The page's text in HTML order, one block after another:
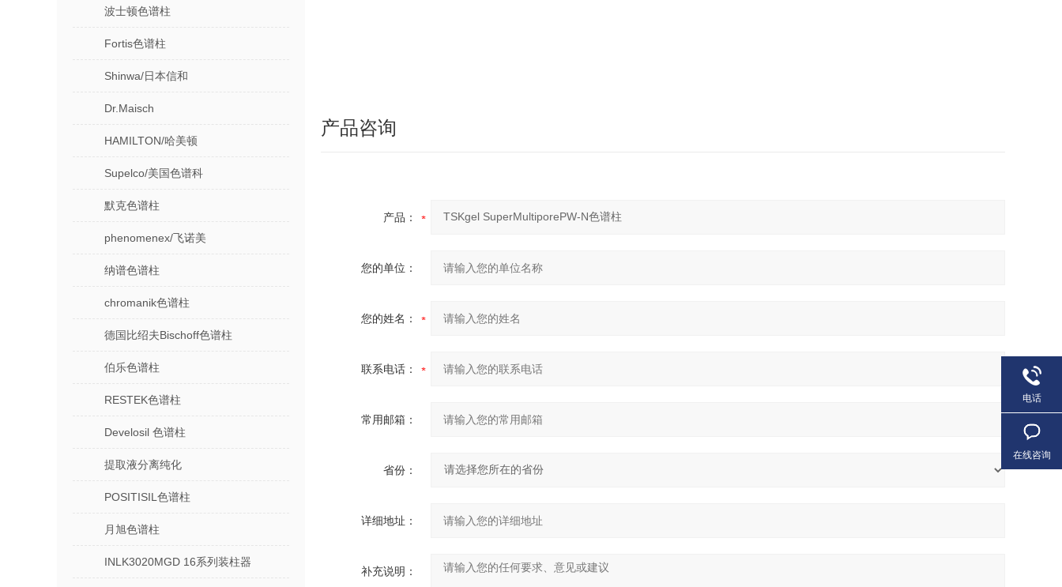
波士顿色谱柱
Fortis色谱柱
Shinwa/日本信和
Dr.Maisch
HAMILTON/哈美顿
Supelco/美国色谱科
默克色谱柱
phenomenex/飞诺美
纳谱色谱柱
chromanik色谱柱
德国比绍夫Bischoff色谱柱
伯乐色谱柱
RESTEK色谱柱
Develosil 色谱柱
提取液分离纯化
POSITISIL色谱柱
月旭色谱柱
INLK3020MGD 16系列装柱器
产品咨询
产品：
您的单位：
您的姓名：
联系电话：
常用邮箱：
省份：
详细地址：
补充说明：
电话
在线咨询